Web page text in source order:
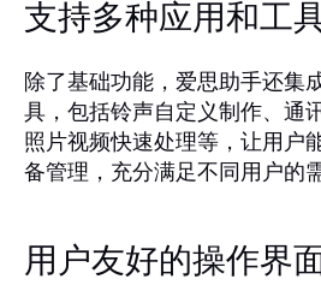
支持多种应用和工
除了基础功能，爱思助手还集
具，包括铃声自定义制作、通
照片视频快速处理等，让用户
备管理，充分满足不同用户的需
用户友好的操作界